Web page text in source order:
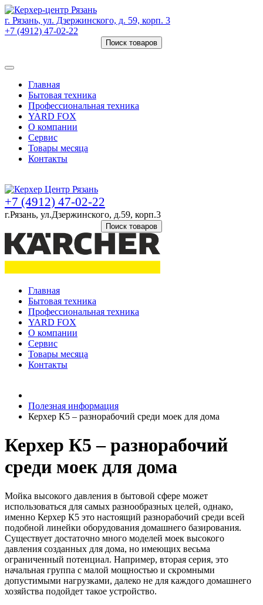
г. Рязань, ул. Дзержинского, д. 59, корп. 3
+7 (4912) 47-02-22
Поиск товаров
Главная
Бытовая техника
Профессиональная техника
YARD FOX
О компании
Сервис
Товары месяца
Контакты
+7 (4912) 47-02-22
г.Рязань, ул.Дзержинского, д.59, корп.3
Поиск товаров
Главная
Бытовая техника
Профессиональная техника
YARD FOX
О компании
Сервис
Товары месяца
Контакты
Полезная информация
Керхер К5 – разнорабочий среди моек для дома
Керхер К5 – разнорабочий
среди моек для дома
Мойка высокого давления в бытовой сфере может
использоваться для самых разнообразных целей, однако,
именно Керхер К5 это настоящий разнорабочий среди всей
подобной линейки оборудования домашнего базирования.
Существует достаточно много моделей моек высокого
давления созданных для дома, но имеющих весьма
ограниченный потенциал. Например, вторая серия, это
начальная группа с малой мощностью и скромными
допустимыми нагрузками, далеко не для каждого домашнего
хозяйства подойдет такое устройство.